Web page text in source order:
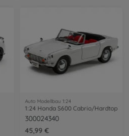
Auto Modellbau 1:24
1:24 Honda S600 Cabrio/Hardtop
300024340
45,99 €